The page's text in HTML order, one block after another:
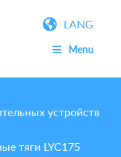
LANG
Menu
устройств
тяги LYC175